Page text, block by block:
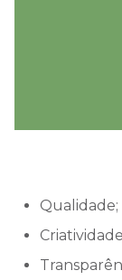
Qualidade;
Transparência na fabricação e atendimento